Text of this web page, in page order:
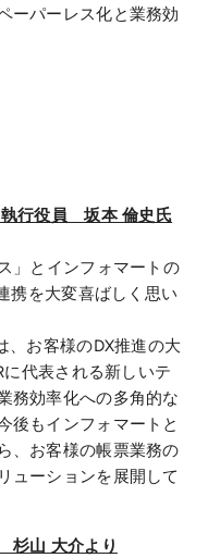
ーパーレス化と業務効
行役員 坂本 倫史氏
」とインフォマートの
携を大変喜ばしく思い
、お客様のDX推進の大
代表される新しいテ
務効率化への多角的な
後もインフォマートと
、お客様の帳票業務の
ューションを展開して
山 大介より